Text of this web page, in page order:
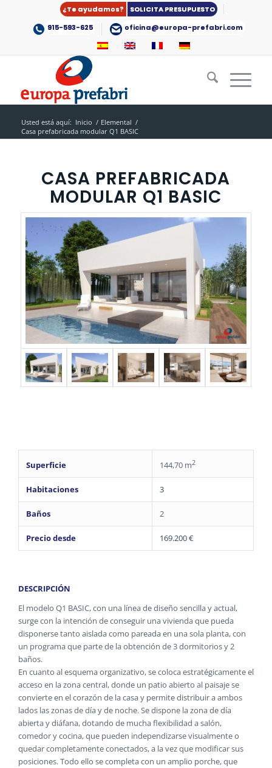
¿Te ayudamos?
SOLICITA PRESUPUESTO
915-593-625
oficina@europa-prefabri.com
Usted está aquí: Inicio / Elemental /
Casa prefabricada modular Q1 BASIC
CASA PREFABRICADA
MODULAR Q1 BASIC
Superficie 144,70 m2
Habitaciones 3
Baños 2
Precio desde 169.200 €
DESCRIPCIÓN
El modelo Q1 BASIC, con una línea de diseño sencilla y actual,
surge con la intención de conseguir una vivienda que pueda
disponerse tanto aislada como pareada en una sola planta, con
un programa que parte de la obtención de 3 dormitorios y 2
baños.
En cuanto al esquema organizativo, se coloca estratégicamente el
acceso en la zona central, donde un patio abierto al paisaje se
convierte en el corazón de la casa y permite distribuir a ambos
lados las zonas de día y de noche. Se dispone la zona de día
abierta y diáfana, dotando de mucha flexibilidad a salón,
comedor y cocina, que pueden independizarse visualmente o
quedar completamente conectados, a la vez que modificar sus
posiciones. Todo ello se completa con un amplio porche, que